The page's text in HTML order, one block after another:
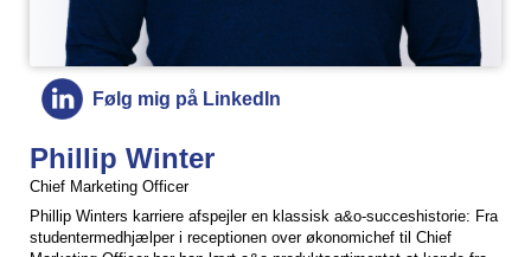
Følg mig på LinkedIn
Phillip Winter
Chief Marketing Officer
Phillip Winters karriere afspejler en klassisk a&o-succeshistorie: Fra
studentermedhjælper i receptionen over økonomichef til Chief